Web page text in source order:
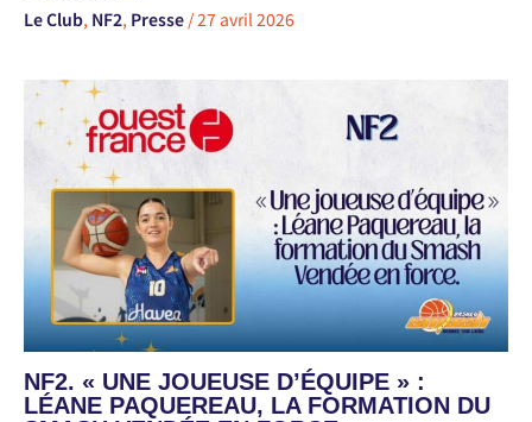
Le Club, NF2, Presse /27 avril 2026
NF2. « UNE JOUEUSE D’ÉQUIPE » :
LÉANE PAQUEREAU, LA FORMATION DU